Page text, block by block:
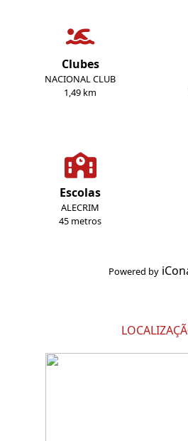
Clubes
NACIONAL CLUB
1,49 km
Escolas
ALECRIM
45 metros
Powered by